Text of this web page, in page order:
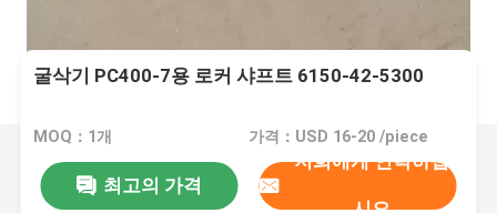
굴삭기 PC400-7용 로커 샤프트 6150-42-5300
MOQ：1개 가격：USD 16-20 /piece
최고의 가격
저희에게 연락하십